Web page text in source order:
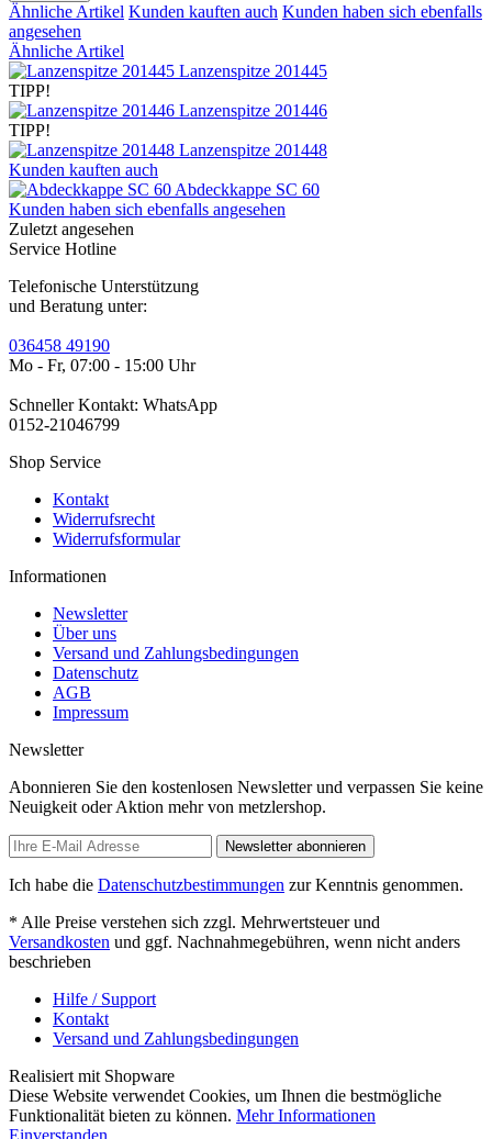
Ähnliche Artikel Kunden kauften auch Kunden haben sich ebenfalls
angesehen
Ähnliche Artikel
Lanzenspitze 201445
TIPP!
Lanzenspitze 201446
TIPP!
Lanzenspitze 201448
Kunden kauften auch
Abdeckkappe SC 60
Kunden haben sich ebenfalls angesehen
Zuletzt angesehen
Service Hotline
Telefonische Unterstützung
und Beratung unter:
036458 49190
Mo - Fr, 07:00 - 15:00 Uhr
Schneller Kontakt: WhatsApp
0152-21046799
Shop Service
Kontakt
Widerrufsrecht
Widerrufsformular
Informationen
Newsletter
Über uns
Versand und Zahlungsbedingungen
Datenschutz
AGB
Impressum
Newsletter
Abonnieren Sie den kostenlosen Newsletter und verpassen Sie keine
Neuigkeit oder Aktion mehr von metzlershop.
Newsletter abonnieren
Ich habe die Datenschutzbestimmungen zur Kenntnis genommen.
* Alle Preise verstehen sich zzgl. Mehrwertsteuer und
Versandkosten und ggf. Nachnahmegebühren, wenn nicht anders
beschrieben
Hilfe / Support
Kontakt
Versand und Zahlungsbedingungen
Realisiert mit Shopware
Diese Website verwendet Cookies, um Ihnen die bestmögliche
Funktionalität bieten zu können. Mehr Informationen
Einverstanden